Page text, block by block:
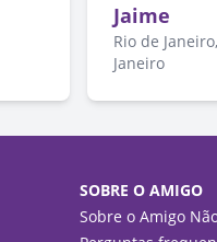
Jaime
Rio de
Janeiro
SOBRE O AMIGO
Sobre o Amigo